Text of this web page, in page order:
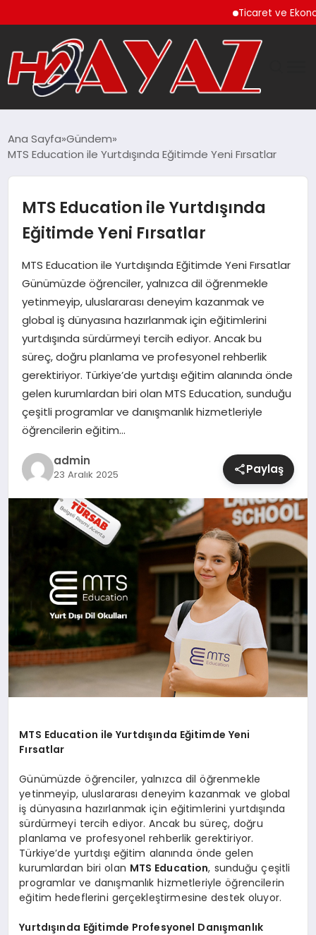
Ticaret ve Ekonomik
EĞITIM
EKONOMI
SAĞLIK
SIYASET
SPOR
TEKNOLOJI
YAŞAM
Ana Sayfa Gündem
MTS Education ile Yurtdışında Eğitimde Yeni Fırsatlar
MTS Education ile Yurtdışında
Eğitimde Yeni Fırsatlar
MTS Education ile Yurtdışında Eğitimde Yeni Fırsatlar
Günümüzde öğrenciler, yalnızca dil öğrenmekle
yetinmeyip, uluslararası deneyim kazanmak ve
global iş dünyasına hazırlanmak için eğitimlerini
yurtdışında sürdürmeyi tercih ediyor. Ancak bu
süreç, doğru planlama ve profesyonel rehberlik
gerektiriyor. Türkiye’de yurtdışı eğitim alanında önde
gelen kurumlardan biri olan MTS Education, sunduğu
çeşitli programlar ve danışmanlık hizmetleriyle
öğrencilerin eğitim…
admin
23 Aralık 2025 Paylaş
MTS Education ile Yurtdışında Eğitimde Yeni
Fırsatlar
Günümüzde öğrenciler, yalnızca dil öğrenmekle
yetinmeyip, uluslararası deneyim kazanmak ve global
iş dünyasına hazırlanmak için eğitimlerini yurtdışında
sürdürmeyi tercih ediyor. Ancak bu süreç, doğru
planlama ve profesyonel rehberlik gerektiriyor.
Türkiye’de yurtdışı eğitim alanında önde gelen
kurumlardan biri olan MTS Education, sunduğu çeşitli
programlar ve danışmanlık hizmetleriyle öğrencilerin
eğitim hedeflerini gerçekleştirmesine destek oluyor.
Yurtdışında Eğitimde Profesyonel Danışmanlık